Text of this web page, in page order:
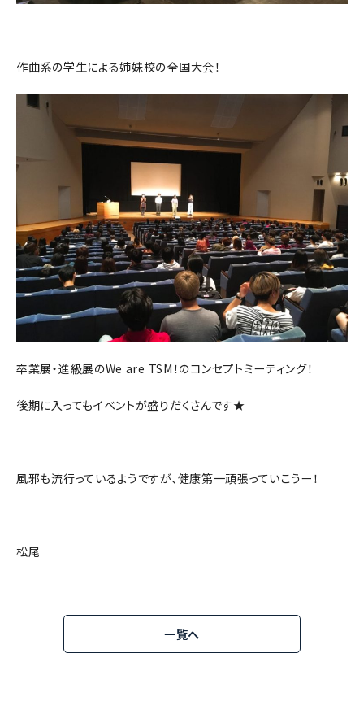
作曲系の学生による姉妹校の全国大会！
卒業展・進級展のWe are TSM！のコンセプトミーティング！
後期に入ってもイベントが盛りだくさんです★
風邪も流行っているようですが、健康第一頑張っていこうー！
松尾
一覧へ